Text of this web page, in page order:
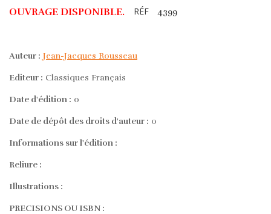
OUVRAGE DISPONIBLE. RÉF 4399
Auteur : Jean-Jacques Rousseau
Editeur : Classiques Français
Date d'édition : 0
Date de dépôt des droits d'auteur : 0
Informations sur l'édition :
Reliure :
Illustrations :
PRECISIONS OU ISBN :